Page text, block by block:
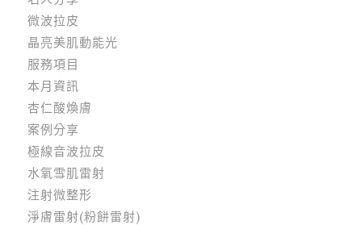
微波拉皮
晶亮美肌動能光
服務項目
本月資訊
杏仁酸煥膚
案例分享
極線音波拉皮
水氧雪肌雷射
注射微整形
淨膚雷射(粉餅雷射)